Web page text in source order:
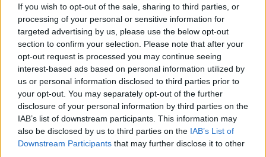
If you wish to opt-out of the sale, sharing to third parties, or
processing of your personal or sensitive information for
targeted advertising by us, please use the below opt-out
section to confirm your selection. Please note that after your
opt-out request is processed you may continue seeing
interest-based ads based on personal information utilized by
us or personal information disclosed to third parties prior to
your opt-out. You may separately opt-out of the further
disclosure of your personal information by third parties on the
IAB’s list of downstream participants. This information may
also be disclosed by us to third parties on the IAB’s List of
Downstream Participants that may further disclose it to other
TheCars.gr|16/02/2026 20:00
Η Volkswagen παρουσιάζει το νέο
T-Roc